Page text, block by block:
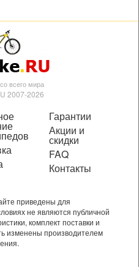
всего мира
2007-2026
Гарантии
Акции и
скидки
FAQ
Контакты
приведены для
не являются публичной
комплект поставки и
изменены производителем